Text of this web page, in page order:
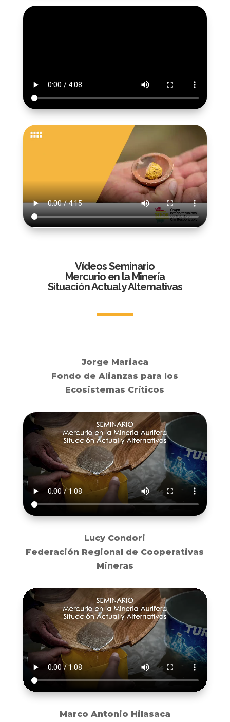
Vídeos Seminario
Mercurio en la Minería
Situación Actual y Alternativas
Jorge Mariaca
Fondo de Alianzas para los
Ecosistemas Críticos
Lucy Condori
Federación Regional de Cooperativas
Mineras
Marco Antonio Hilasaca